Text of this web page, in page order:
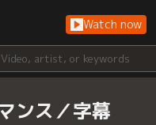
Watch now
ンス／字幕